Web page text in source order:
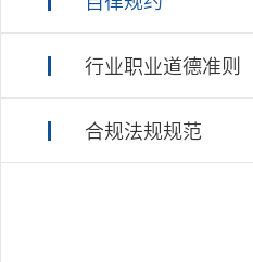
行业职业道德准则
合规法规规范